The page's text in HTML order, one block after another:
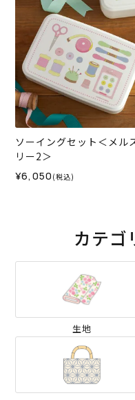
ソーイングセット＜メル
リー2＞
¥6,050 (税込)
カテゴ
生地